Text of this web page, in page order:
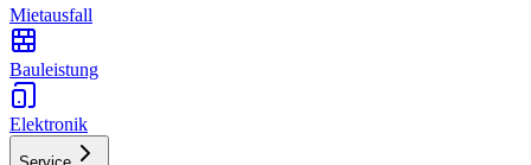
Mietausfall
Bauleistung
Elektronik